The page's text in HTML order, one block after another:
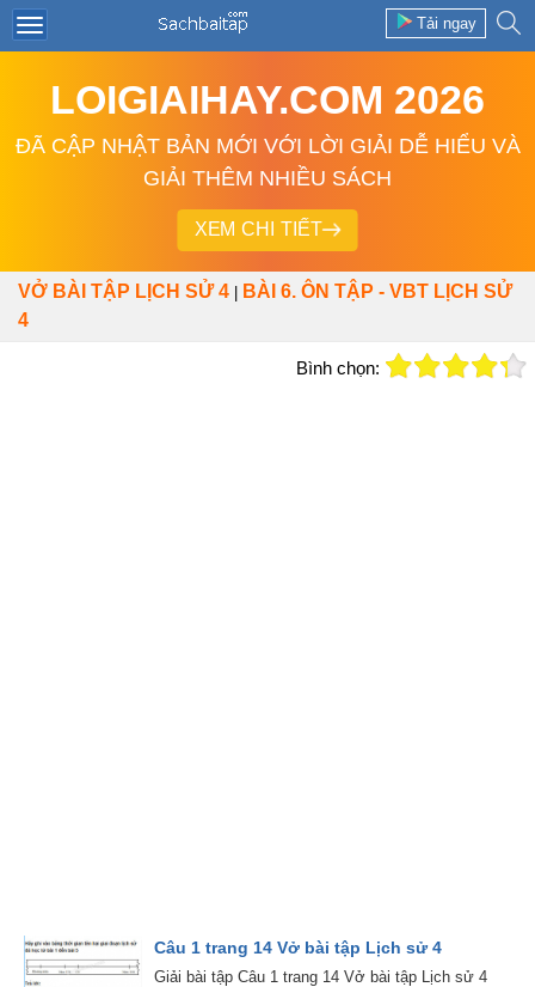
Tải ngay
LOIGIAIHAY.COM 2026
ĐÃ CẬP NHẬT BẢN MỚI VỚI LỜI GIẢI DỄ HIỂU VÀ
GIẢI THÊM NHIỀU SÁCH
XEM CHI TIẾT
VỞ BÀI TẬP LỊCH SỬ 4
BÀI 6. ÔN TẬP - VBT LỊCH SỬ
4
Bình chọn:
Câu 1 trang 14 Vở bài tập Lịch sử 4
Giải bài tập Câu 1 trang 14 Vở bài tập Lịch sử 4